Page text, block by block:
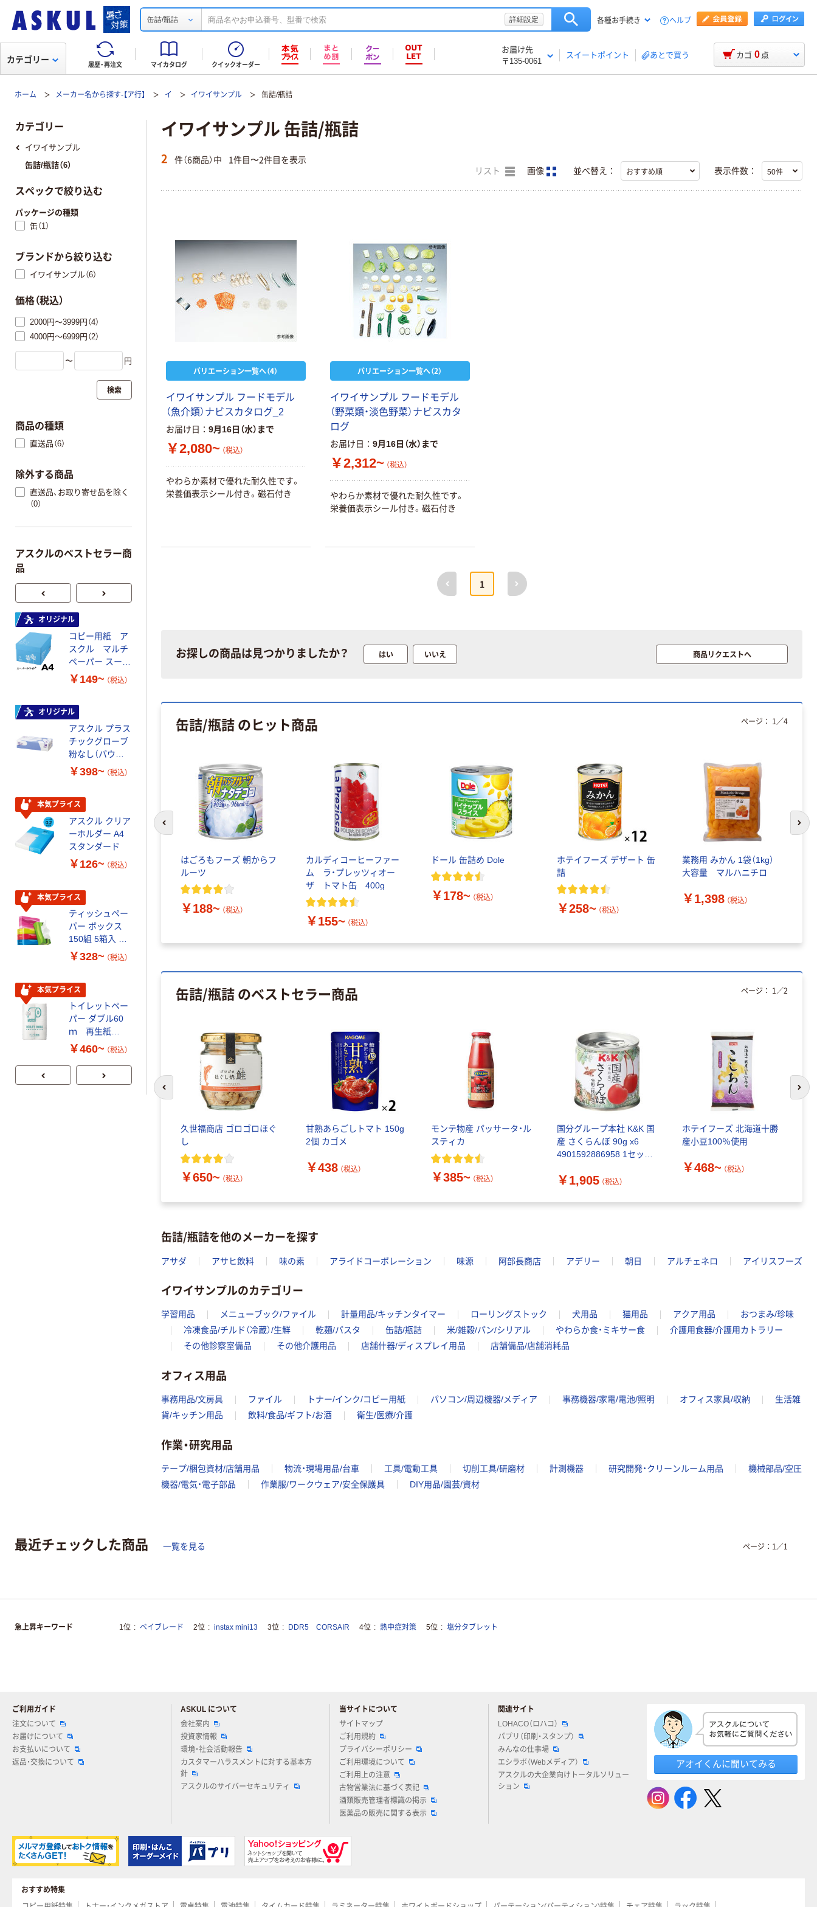
缶詰/瓶詰 詳細設定 各種お手続き ヘルプ
履歴・再注文 マイカタログ クイックオーダー
お届け先
〒135-0061
スイートポイント あとで買う
カテゴリー カゴ 0 点
ホーム メーカー名から探す-【ア行】 イ イワイサンプル 缶詰/瓶詰
イワイサンプル 缶詰/瓶詰
2 件（6商品）中 1件目〜2件目を表示
リスト 画像 並べ替え： 表示件数：
バリエーション一覧へ（4）
イワイサンプル フードモデル
（魚介類）ナビスカタログ_2
お届け日 9月16日（水）まで
￥2,080~ （税込）
やわらか素材で優れた耐久性です。
栄養価表示シール付き。磁石付き
バリエーション一覧へ（2）
イワイサンプル フードモデル
（野菜類・淡色野菜）ナビスカタ
ログ
お届け日 9月16日（水）まで
￥2,312~ （税込）
やわらか素材で優れた耐久性です。
栄養価表示シール付き。磁石付き
前へ
1
次へ
お探しの商品は見つかりましたか？ はい いいえ 商品リクエストへ
缶詰/瓶詰 のヒット商品
はごろもフーズ 朝からフ
ルーツ
￥188~ （税込）
カルディコーヒーファー
ム ラ・プレッツィオー
ザ トマト缶 400g
￥155~ （税込）
ドール 缶詰め Dole
￥178~ （税込）
ホテイフーズ デザート 缶
詰
￥258~ （税込）
業務用 みかん 1袋（1kg）
大容量 マルハニチロ
￥1,398 （税込）
ページ： 1 ／4
前のスライドへ 次
缶詰/瓶詰 のベストセラー商品
久世福商店 ゴロゴロほぐ
し
￥650~ （税込）
甘熟あらごしトマト 150g
2個 カゴメ
￥438 （税込）
モンテ物産 パッサータ・ル
スティカ
￥385~ （税込）
国分グループ本社 K&K 国
産 さくらんぼ 90g x6
4901592886958 1セット
￥1,905 （税込）
ホテイフーズ 北海道十勝
産小豆100％使用
￥468~ （税込）
ページ： 1 ／2
前のスライドへ 次
缶詰/瓶詰を他のメーカーを探す
アサダ アサヒ飲料 味の素 アライドコーポレーション 味源 阿部長商店 アデリー 朝日 アルチェネロ アイリスフーズ
イワイサンプルのカテゴリー
学習用品 メニューブック/ファイル 計量用品/キッチンタイマー ローリングストック 犬用品 猫用品 アクア用品
おつまみ/珍味
冷凍食品/チルド（冷蔵）/生鮮
乾麺/パスタ 缶詰/瓶詰 米/雑穀/パン/シリアル やわらか食・ミキサー食
介護用食器/介護用カトラリー
その他診察室備品
その他介護用品 店舗什器/ディスプレイ用品 店舗備品/店舗消耗品
オフィス用品
事務用品/文房具 ファイル トナー/インク/コピー用紙 パソコン/周辺機器/メディア 事務機器/家電/電池/照明 オフィス家具/収納
生活雑
貨/キッチン用品
飲料/食品/ギフト/お酒 衛生/医療/介護
作業・研究用品
テープ/梱包資材/店舗用品 物流・現場用品/台車 工具/電動工具 切削工具/研磨材 計測機器 研究開発・クリーンルーム用品
機械部品/空圧
機器/電気・電子部品
作業服/ワークウェア/安全保護具 DIY用品/園芸/資材
カテゴリー
イワイサンプル
缶詰/瓶詰（6）
スペックで絞り込む
パッケージの種類
缶（1）
ブランドから絞り込む
イワイサンプル（6）
価格（税込）
2000円～3999円（4）
4000円～6999円（2）
〜 円
検索
商品の種類
直送品（6）
除外する商品
直送品、お取り寄せ品を除く
（0）
アスクルのベストセラー商
品
オリジナル
コピー用紙 ア
スクル マルチ
ペーパー スーパ
ーホワイト+
￥149~ （税込）
オリジナル
アスクル プラス
チックグローブ
粉なし（パウダ
ーフリー）
￥398~ （税込）
本気プライス
アスクル クリア
ーホルダー A4
スタンダード
￥126~ （税込）
本気プライス
ティッシュペー
パー ボックス
150組 5箱入 ア
スクル スマート
証
￥328~ （税込）
本気プライス
トイレットペー
パー ダブル60
ｍ 再生紙
100% 6ロール
芯あり FSC認
証
￥460~ （税込）
中判 再生紙
100％ 200枚
企画 オリジナル
コピー用紙 マ
ミー+
￥149~ （税込）
本気プライス
アスクル 耳にや
さしい やわらか
￥458~ （税込）
アスクル プラ
本気プライス
ォーター 500ml
キャップシール
付き／2Lラベル
レス 10本
￥1,037~
（税込）
パー シングル
120ｍ 再生紙
芯あり FSC認
トル
￥686~
本気プライス
ファーストレイ
ト ホワイト紙コ
￥374~ （税込）
本気プライス
ス1(アスクル限
オリジナル
指定医薬部外品
￥140~ （税込）
ウダーフリー）
ローブ ブル
ー 粉なし（パ
ウダーフリー）
￥698~ （税込）
本気プライス
ペーパータオル
小判・シングル
FSC認証紙 アス
クルオリジナル
￥143~ （税込）
本気プライス
ート 大王製紙
共同企画 トイ
レクリーナー
トイレシート
オリジナル
￥330~
スクル マルチ
ペーパー スーパ
ーフリー）
￥398~
本気プライス
アスクル クリア
ーホルダー A4
￥126~ （税込）
本気プライス
ｍ 再生紙
100% 6ロール
リサイクル100
芯あり FSC認
証
￥460~
最近チェックした商品 一覧を見る ページ： 1 ／1
急上昇キーワード 1位 ベイブレード 2位 instax mini13 3位 DDR5 CORSAIR 4位 熱中症対策 5位 塩分タブレット
ご利用ガイド
注文について
お届けについて
お支払いについて
返品・交換について
ASKUL について
会社案内
投資家情報
環境・社会活動報告
カスタマーハラスメントに対する基本方
針
アスクルのサイバーセキュリティ
当サイトについて
サイトマップ
ご利用規約
プライバシーポリシー
ご利用環境について
ご利用上の注意
古物営業法に基づく表記
酒類販売管理者標識の掲示
医薬品の販売に関する表示
関連サイト
LOHACO（ロハコ）
パプリ（印刷・スタンプ）
みんなの仕事場
エシラボ（Webメディア）
アスクルの大企業向けトータルソリュー
ション
アオイくんに聞いてみる
おすすめ特集